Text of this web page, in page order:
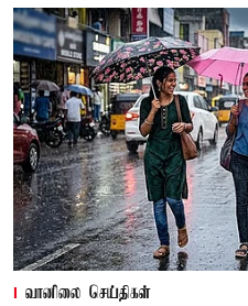
வானிலை செய்திகள்